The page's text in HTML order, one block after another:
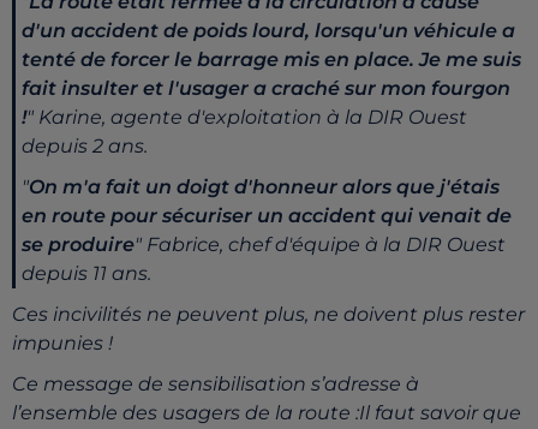
d'un accident de poids lourd, lorsqu'un véhicule a
tenté de forcer le barrage mis en place. Je me suis
fait insulter et l'usager a craché sur mon fourgon
!" Karine, agente d'exploitation à la DIR Ouest
depuis 2 ans.
"On m'a fait un doigt d'honneur alors que j'étais
en route pour sécuriser un accident qui venait de
se produire" Fabrice, chef d'équipe à la DIR Ouest
depuis 11 ans.
Ces incivilités ne peuvent plus, ne doivent plus rester
impunies !
Ce message de sensibilisation s’adresse à
l’ensemble des usagers de la route :Il faut savoir que